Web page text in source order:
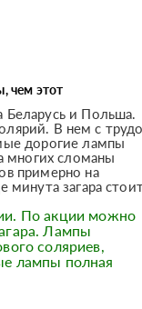
чем этот
Беларусь и Польша.
В нем с
дорогие лампы
многих сломаны
примерно на
минута загара
По акции можно
Лампы
соляриев,
лампы полная